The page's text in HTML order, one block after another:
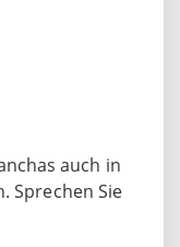
auch in
Sprechen Sie